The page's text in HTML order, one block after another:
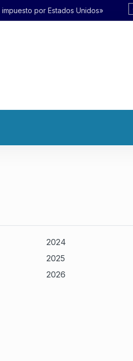
2024
2025
2026